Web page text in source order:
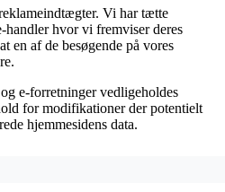
Vi har tætte
handler hvor vi fremviser deres
en af de besøgende på vores
e-forretninger vedligeholdes
for modifikationer der potentielt
hjemmesidens data.